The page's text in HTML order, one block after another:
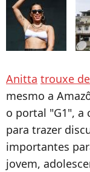
Anitta trouxe
mesmo a
o portal "G1", a
para trazer
importantes
jovem,